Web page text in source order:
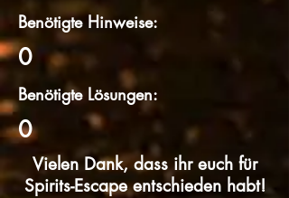
Benötigte Hinweise:
0
Benötigte Lösungen:
0
Vielen Dank, dass ihr euch für
Spirits-Escape entschieden habt!